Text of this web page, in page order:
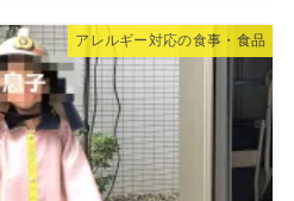
アレルギー対応の食事・食品